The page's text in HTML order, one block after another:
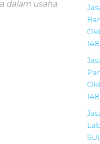
dalam usaha
148
148